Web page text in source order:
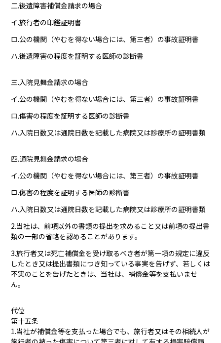
二.後遺障害補償金請求の場合
イ.旅行者の印鑑証明書
ロ.公の機関（やむを得ない場合には、第三者）の事故証明書
ハ.後遺障害の程度を証明する医師の診断書
三.入院見舞金請求の場合
イ.公の機関（やむを得ない場合には、第三者）の事故証明書
ロ.傷害の程度を証明する医師の診断書
ハ.入院日数又は通院日数を記載した病院又は診療所の証明書類
四.通院見舞金請求の場合
イ.公の機関（やむを得ない場合には、第三者）の事故証明書
ロ.傷害の程度を証明する医師の診断書
ハ.入院日数又は通院日数を記載した病院又は診療所の証明書類
2.当社は、前項以外の書類の提出を求めること又は前項の提出書
類の一部の省略を認めることがあります。
3.旅行者又は死亡補償金を受け取るべき者が第一項の規定に違反
したとき又は提出書類につき知っている事実を告げず、若しくは
不実のことを告げたときは、当社は、補償金等を支払いませ
ん。
代位
第十五条
1.当社が補償金等を支払った場合でも、旅行者又はその相続人が